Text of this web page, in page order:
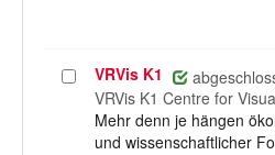
Projekt
auswählen
VRVis K1
VRVis K1 Centre for
Mehr denn je hängen
und wissenschaftlicher